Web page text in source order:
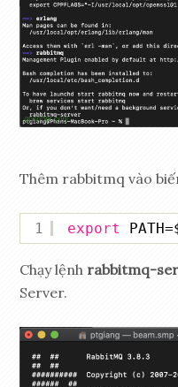
Thêm rabbitmq vào
1 export
Chạy lệnh rabbitmq-
Server.